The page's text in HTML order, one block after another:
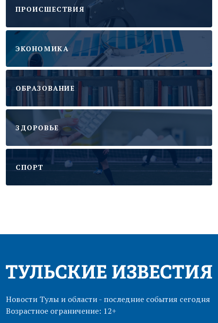
ПРОИСШЕСТВИЯ
ЭКОНОМИКА
ОБРАЗОВАНИЕ
ЗДОРОВЬЕ
CПОРТ
Новости Тулы и области - последние события сегодня
Возрастное ограничение: 12+